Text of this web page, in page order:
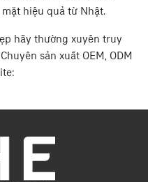
hiệu quả từ Nhật.
hãy thường xuyên truy
sản xuất OEM, ODM